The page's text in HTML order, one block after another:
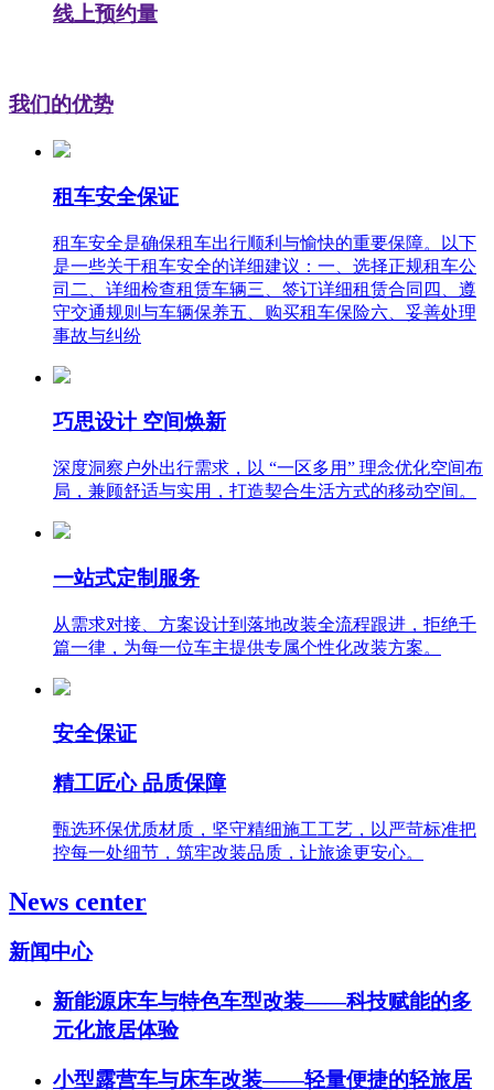
线上预约量
我们的优势
租车安全保证
租车安全是确保租车出行顺利与愉快的重要保障。以下
是一些关于租车安全的详细建议：一、选择正规租车公
司二、详细检查租赁车辆三、签订详细租赁合同四、遵
守交通规则与车辆保养五、购买租车保险六、妥善处理
事故与纠纷
巧思设计 空间焕新
深度洞察户外出行需求，以 “一区多用” 理念优化空间布
局，兼顾舒适与实用，打造契合生活方式的移动空间。
一站式定制服务
从需求对接、方案设计到落地改装全流程跟进，拒绝千
篇一律，为每一位车主提供专属个性化改装方案。
安全保证
精工匠心 品质保障
甄选环保优质材质，坚守精细施工工艺，以严苛标准把
控每一处细节，筑牢改装品质，让旅途更安心。
News center
新闻中心
新能源床车与特色车型改装——科技赋能的多
元化旅居体验
小型露营车与床车改装——轻量便捷的轻旅居